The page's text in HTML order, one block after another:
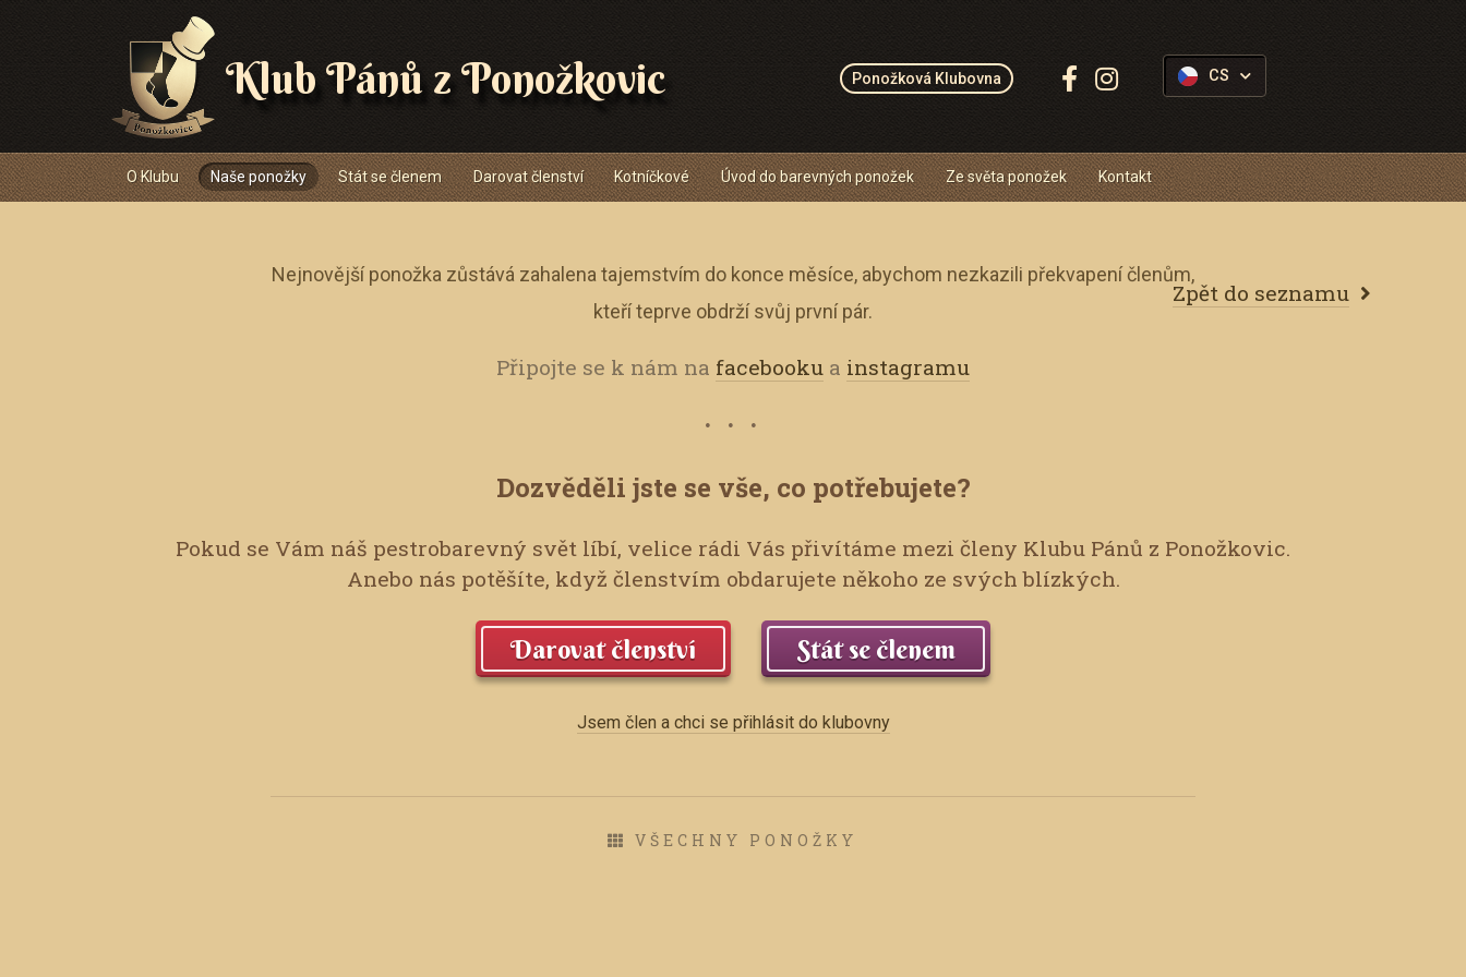
Klub Pánů z Ponožkovic Ponožková Klubovna
Sledujte
CS
Navigace
O Klubu Naše ponožky Stát se členem Darovat členství Kotníčkové Úvod do barevných ponožek Ze světa ponožek Kontakt
Zpět do seznamu
Nejnovější ponožka zůstává zahalena tajemstvím do konce měsíce, abychom nezkazili překvapení členům,
kteří teprve obdrží svůj první pár.
Připojte se k nám na facebooku a instagramu
Dozvěděli jste se vše, co potřebujete?
Pokud se Vám náš pestrobarevný svět líbí, velice rádi Vás přivítáme mezi členy Klubu Pánů z Ponožkovic.
Anebo nás potěšíte, když členstvím obdarujete někoho ze svých blízkých.
Darovat členství Stát se členem
Jsem člen a chci se přihlásit do klubovny
VŠECHNY PONOŽKY